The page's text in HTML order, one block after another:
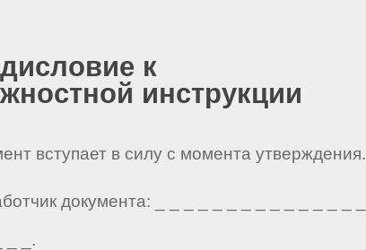
к
инструкции
вступает в силу с момента утверждения.
документа: _ _ _ _ _ _ _ _ _ _ _ _ _ _ _
_ _.